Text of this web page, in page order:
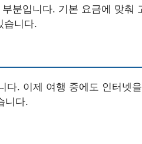
분입니다. 기본 요금에 맞춰
습니다.
. 이제 여행 중에도 인터넷
니다.